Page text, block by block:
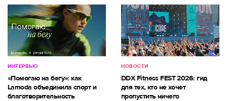
ИНТЕРВЬЮ
«Помогаю на бегу»: как
Lamoda объединила спорт и
благотворительность
НОВОСТИ
DDX Fitness FEST 2026: гид
для тех, кто не хочет
пропустить ничего